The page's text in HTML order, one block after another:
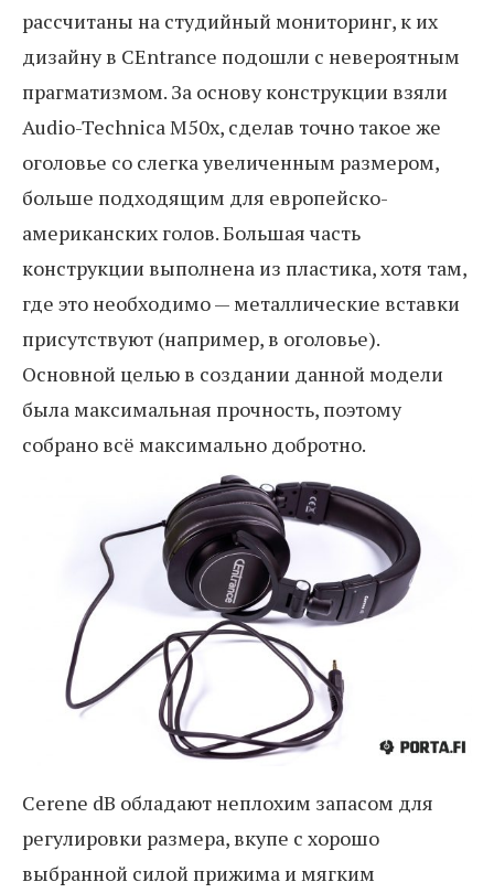
рассчитаны на студийный мониторинг, к их
дизайну в CEntrance подошли с невероятным
прагматизмом. За основу конструкции взяли
Audio-Technica M50x, сделав точно такое же
оголовье со слегка увеличенным размером,
больше подходящим для европейско-
американских голов. Большая часть
конструкции выполнена из пластика, хотя там,
где это необходимо — металлические вставки
присутствуют (например, в оголовье).
Основной целью в создании данной модели
была максимальная прочность, поэтому
собрано всё максимально добротно.
Cerene dB обладают неплохим запасом для
регулировки размера, вкупе с хорошо
выбранной силой прижима и мягким